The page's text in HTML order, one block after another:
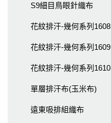
S9細目鳥眼針織布
花紋排汗-幾何系列1608
花紋排汗-幾何系列1609
花紋排汗-幾何系列1610
單層排汗布(玉米布)
遠東吸排組織布